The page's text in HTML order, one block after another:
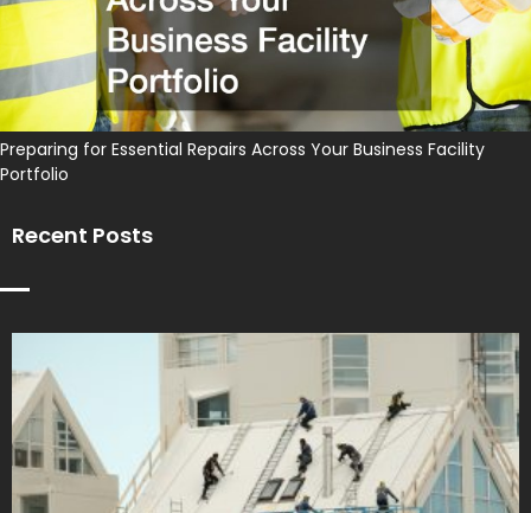
Preparing for Essential Repairs Across Your Business Facility
Portfolio
Recent Posts